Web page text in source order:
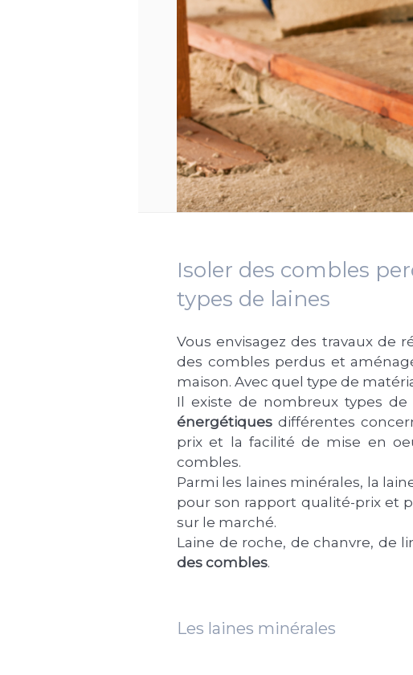
Isoler des combles
types de laines
Vous envisagez des travaux de
des combles perdus et
maison. Avec quel type de
Il existe de nombreux types de
énergétiques différentes
prix et la facilité de mise en
combles.
Parmi les laines minérales, la
pour son rapport qualité-prix et
sur le marché.
Laine de roche, de chanvre, de
des combles.
Les laines minérales